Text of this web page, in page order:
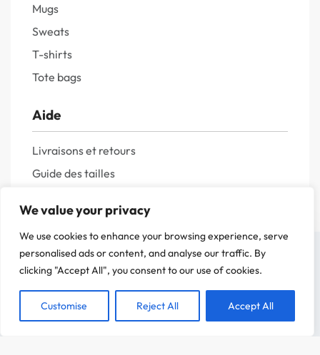
We value your privacy
We use cookies to enhance your browsing experience, serve
personalised ads or content, and analyse our traffic. By
clicking "Accept All", you consent to our use of cookies.
Customise Reject All Accept All
Mugs
Sweats
T-shirts
Tote bags
Aide
Livraisons et retours
Guide des tailles
Politique de confidentialité
Mentions légales
On a attendu d'être sûr que le contenu de notre site vous intéresse avant de
C'est OK pour vous ?
ACCEPTER